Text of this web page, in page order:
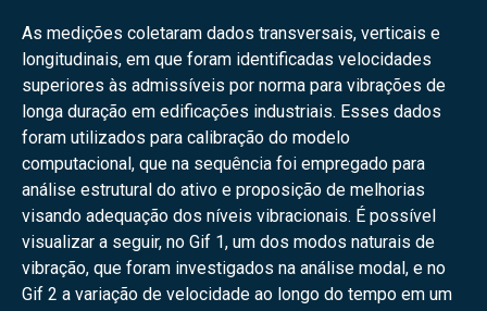
As medições coletaram dados transversais, verticais e
longitudinais, em que foram identificadas velocidades
superiores às admissíveis por norma para vibrações de
longa duração em edificações industriais. Esses dados
foram utilizados para calibração do modelo
computacional, que na sequência foi empregado para
análise estrutural do ativo e proposição de melhorias
visando adequação dos níveis vibracionais. É possível
visualizar a seguir, no Gif 1, um dos modos naturais de
vibração, que foram investigados na análise modal, e no
Gif 2 a variação de velocidade ao longo do tempo em um